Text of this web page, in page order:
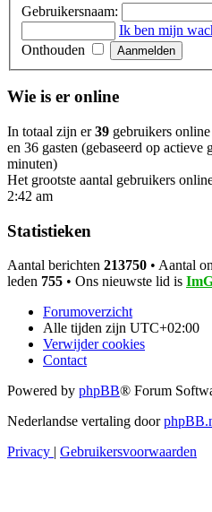
Gebruikersnaam:
Ik ben mijn
Onthouden
Wie is er online
In totaal zijn er39 gebruikers
en 36 gasten (gebaseerd op actieve
minuten)
Het grootste aantal gebruikers
2:42 am
Statistieken
Aantal berichten 213750 • Aantal
leden 755 • Ons nieuwste lid is
Forumoverzicht
Alle tijden zijn UTC+02:00
Verwijder cookies
Contact
Powered by phpBB® Forum
Nederlandse vertaling door
Privacy | Gebruikersvoorwaarden